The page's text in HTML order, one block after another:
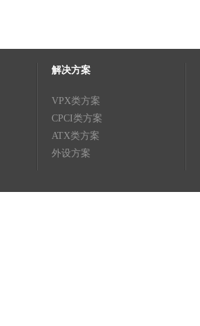
解决方案
VPX类方案
CPCI类方案
ATX类方案
外设方案